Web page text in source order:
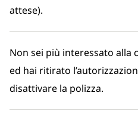
attese).
Non sei più interessato alla
ed hai ritirato
disattivare la polizza.